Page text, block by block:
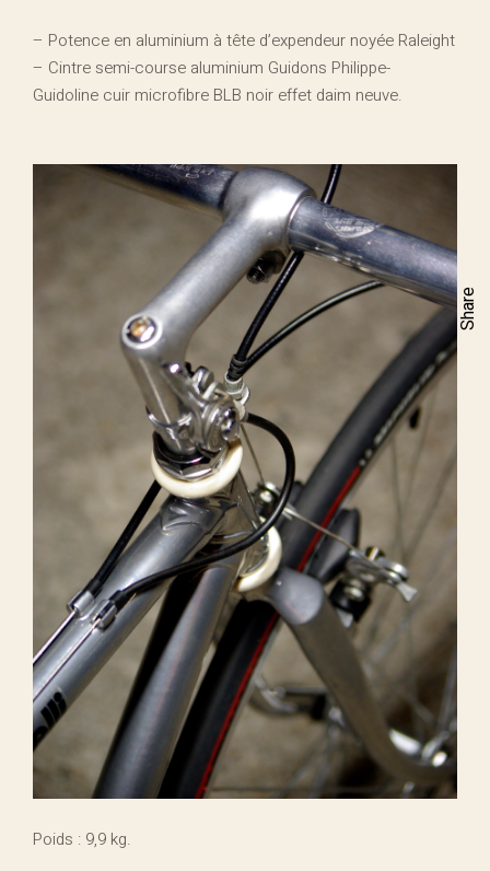
– Potence en aluminium à tête d’expendeur noyée Raleight
– Cintre semi-course aluminium Guidons Philippe-
Guidoline cuir microfibre BLB noir effet daim neuve.
Poids : 9,9 kg.
Share